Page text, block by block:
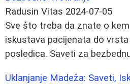
Radusin Vitas 2024-07-05
Sve što treba da znate o
iskustava pacijenata do
posledica. Saveti za
Uklanjanje Madeža: Saveti,